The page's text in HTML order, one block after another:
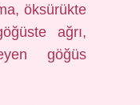
öksürükte
ağrı,
göğüs